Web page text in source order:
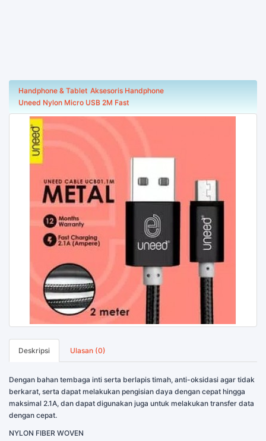
Handphone & Tablet Aksesoris Handphone
Uneed Nylon Micro USB 2M Fast
Deskripsi Ulasan (0)
Dengan bahan tembaga inti serta berlapis timah, anti-oksidasi agar tidak
berkarat, serta dapat melakukan pengisian daya dengan cepat hingga
maksimal 2.1A, dan dapat digunakan juga untuk melakukan transfer data
dengan cepat.
NYLON FIBER WOVEN